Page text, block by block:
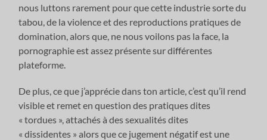
nous luttons rarement pour que cette industrie sorte du
tabou, de la violence et des reproductions pratiques de
domination, alors que, ne nous voilons pas la face, la
pornographie est assez présente sur différentes
plateforme.
De plus, ce que j’apprécie dans ton article, c’est qu’il rend
visible et remet en question des pratiques dites
« tordues », attachés à des sexualités dites
« dissidentes » alors que ce jugement négatif est une